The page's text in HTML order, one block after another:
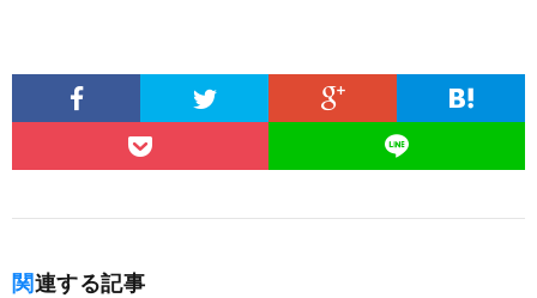
関連する記事